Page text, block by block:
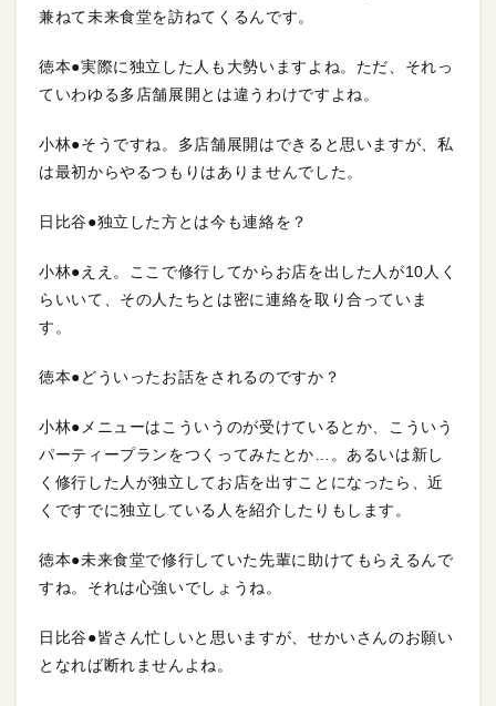
兼ねて未来食堂を訪ねてくるんです。
徳本●実際に独立した人も大勢いますよね。ただ、それっ
ていわゆる多店舗展開とは違うわけですよね。
小林●そうですね。多店舗展開はできると思いますが、私
は最初からやるつもりはありませんでした。
日比谷●独立した方とは今も連絡を？
小林●ええ。ここで修行してからお店を出した人が10人く
らいいて、その人たちとは密に連絡を取り合っていま
す。
徳本●どういったお話をされるのですか？
小林●メニューはこういうのが受けているとか、こういう
パーティープランをつくってみたとか…。あるいは新し
く修行した人が独立してお店を出すことになったら、近
くですでに独立している人を紹介したりもします。
徳本●未来食堂で修行していた先輩に助けてもらえるんで
すね。それは心強いでしょうね。
日比谷●皆さん忙しいと思いますが、せかいさんのお願い
となれば断れませんよね。